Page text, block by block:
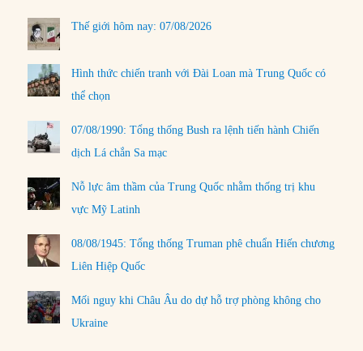
Thế giới hôm nay: 07/08/2026
Hình thức chiến tranh với Đài Loan mà Trung Quốc có
thể chọn
07/08/1990: Tổng thống Bush ra lệnh tiến hành Chiến
dịch Lá chắn Sa mạc
Nỗ lực âm thầm của Trung Quốc nhằm thống trị khu
vực Mỹ Latinh
08/08/1945: Tổng thống Truman phê chuẩn Hiến chương
Liên Hiệp Quốc
Mối nguy khi Châu Âu do dự hỗ trợ phòng không cho
Ukraine